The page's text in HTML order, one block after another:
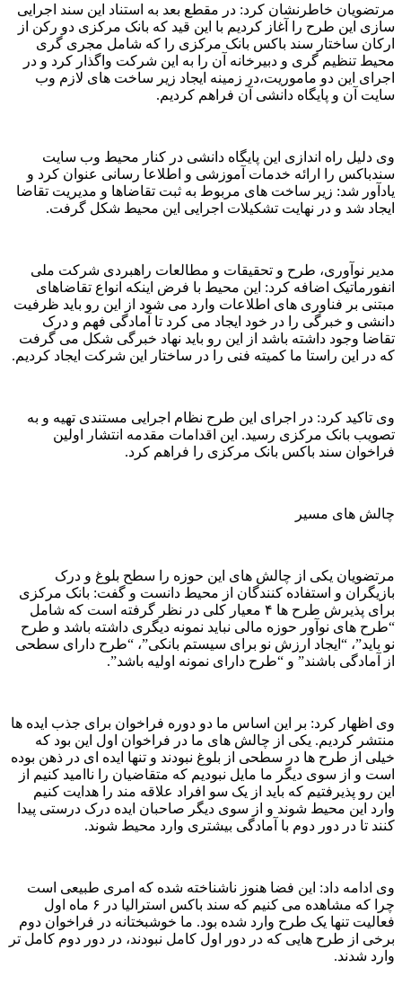
مرتضویان خاطرنشان کرد: در مقطع بعد به استناد این سند اجرایی
سازی این طرح را آغاز کردیم با این قید که بانک مرکزی دو رکن از
ارکان ساختار سند باکس بانک مرکزی را که شامل مجری گری
محیط تنظیم گری و دبیرخانه آن را به این شرکت واگذار کرد و در
اجرای این دو ماموریت،در زمینه ایجاد زیر ساخت های لازم وب
سایت آن و پایگاه دانشی آن فراهم کردیم.
وی دلیل راه اندازی این پایگاه دانشی در کنار محیط وب سایت
سندباکس را ارائه خدمات آموزشی و اطلاعا رسانی عنوان کرد و
یادآور شد: زیر ساخت های مربوط به ثبت تقاضاها و مدیریت تقاضا
ایجاد شد و در نهایت تشکیلات اجرایی این محیط شکل گرفت.
مدیر نوآوری، طرح و تحقیقات و مطالعات راهبردی شرکت ملی
انفورماتیک اضافه کرد: این محیط با فرض اینکه انواع تقاضاهای
مبتنی بر فناوری های اطلاعات وارد می شود از این رو باید ظرفیت
دانشی و خبرگی را در خود ایجاد می کرد تا آمادگی فهم و درک
تقاضا وجود داشته باشد از این رو باید نهاد خبرگی شکل می گرفت
که در این راستا ما کمیته فنی را در ساختار این شرکت ایجاد کردیم.
وی تاکید کرد: در اجرای این طرح نظام اجرایی مستندی تهیه و به
تصویب بانک مرکزی رسید. این اقدامات مقدمه انتشار اولین
فراخوان سند باکس بانک مرکزی را فراهم کرد.
چالش های مسیر
مرتضویان یکی از چالش های این حوزه را سطح بلوغ و درک
بازیگران و استفاده کنندگان از محیط دانست و گفت: بانک مرکزی
برای پذیرش طرح ها ۴ معیار کلی در نظر گرفته است که شامل
“طرح های نوآور حوزه مالی نباید نمونه دیگری داشته باشد و طرح
نو باید”، “ایجاد ارزش نو برای سیستم بانکی”، “طرح دارای سطحی
از آمادگی باشند” و “طرح دارای نمونه اولیه باشد”.
وی اظهار کرد: بر این اساس ما دو دوره فراخوان برای جذب ایده ها
منتشر کردیم. یکی از چالش های ما در فراخوان اول این بود که
خیلی از طرح ها در سطحی از بلوغ نبودند و تنها ایده ای در ذهن بوده
است و از سوی دیگر ما مایل نبودیم که متقاضیان را ناامید کنیم از
این رو پذیرفتیم که باید از یک سو افراد علاقه مند را هدایت کنیم
وارد این محیط شوند و از سوی دیگر صاحبان ایده درک درستی پیدا
کنند تا در دور دوم با آمادگی بیشتری وارد محیط شوند.
وی ادامه داد: این فضا هنوز ناشناخته شده که امری طبیعی است
چرا که مشاهده می کنیم که سند باکس استرالیا در ۶ ماه اول
فعالیت تنها یک طرح وارد شده بود. ما خوشبختانه در فراخوان دوم
برخی از طرح هایی که در دور اول کامل نبودند، در دور دوم کامل تر
وارد شدند.